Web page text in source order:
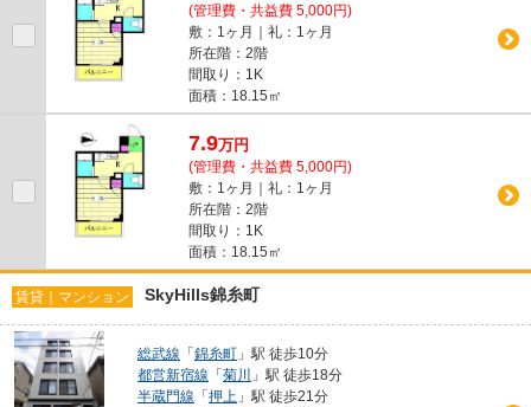
(管理費・共益費 5,000円)
敷：1ヶ月｜礼：1ヶ月
所在階：2階
間取り：1K
面積：18.15㎡
7.9万円
(管理費・共益費 5,000円)
敷：1ヶ月｜礼：1ヶ月
所在階：2階
間取り：1K
面積：18.15㎡
賃貸｜マンション SkyHills錦糸町
総武線 「錦糸町 」駅 徒歩10分
都営新宿線 「菊川
」駅 徒歩18分
半蔵門線 「押上 」駅 徒歩21分